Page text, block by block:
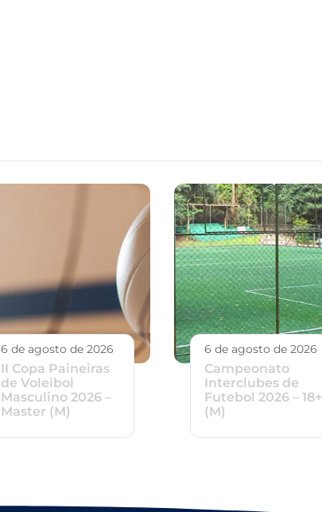
6 de agosto de 2026
II Copa Paineiras
de Voleibol
Masculino 2026 –
Master (M)
6 de agosto de 2026
Campeonato
Interclubes de
Futebol 2026 – 18+
(M)